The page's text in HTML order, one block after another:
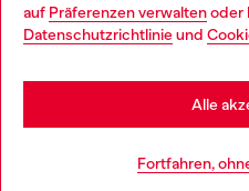
auf Präferenzen verwaltenoder
Datenschutzrichtlinieund
Fortfahren,
Alle
Mehr
You are currently browsing
you may be based in United